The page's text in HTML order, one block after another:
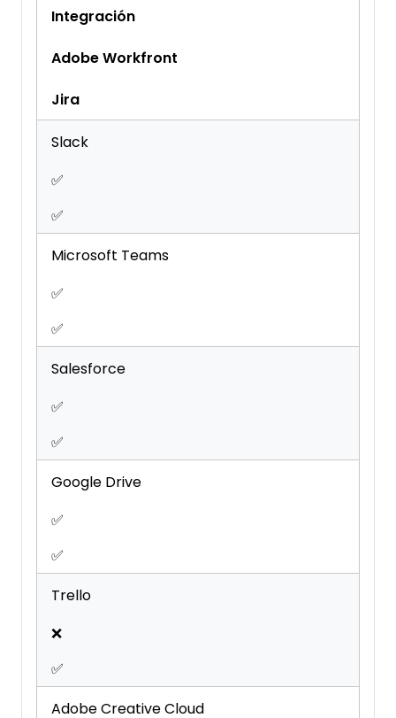
Integración
Adobe Workfront
Jira
Slack
✅
✅
Microsoft Teams
✅
✅
Salesforce
✅
✅
Google Drive
✅
✅
Trello
❌
✅
Adobe Creative Cloud